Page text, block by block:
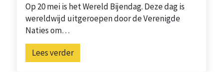
Op 20 mei is het Wereld Bijendag. Deze dag is
wereldwijd uitgeroepen door de Verenigde
Naties om…
Lees verder